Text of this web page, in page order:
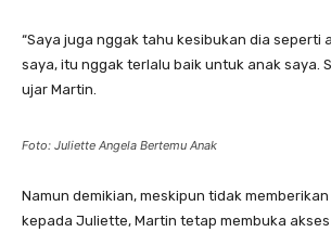
“Saya juga nggak tahu kesibukan dia seperti
saya, itu nggak terlalu baik untuk anak saya.
ujar Martin.
Foto: Juliette Angela Bertemu Anak
Namun demikian, meskipun tidak
kepada Juliette, Martin tetap membuka